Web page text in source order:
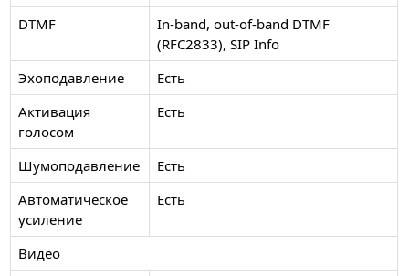
DTMF
In-band, out-of-band DTMF
(RFC2833), SIP Info
Эхоподавление
Есть
Активация
голосом
Есть
Шумоподавление
Есть
Автоматическое
усиление
Есть
Видео